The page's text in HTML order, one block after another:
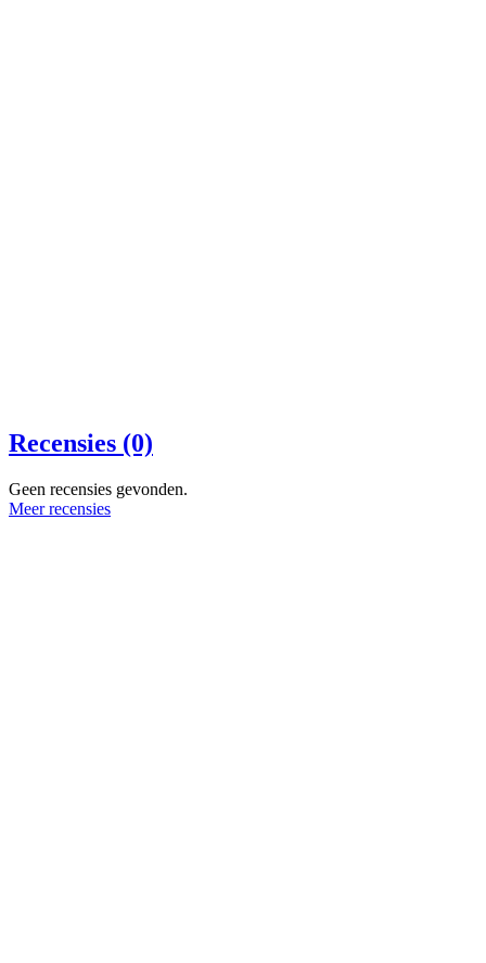
Recensies (0)
Geen recensies gevonden.
Meer recensies